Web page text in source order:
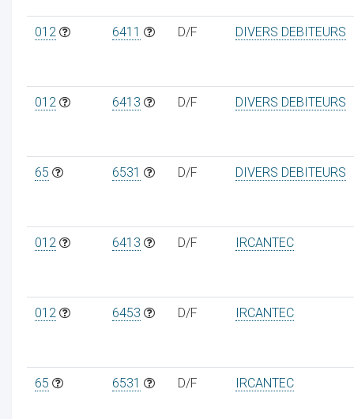
012 6411 D/F DIVERS DEBITEURS
012 6413 D/F DIVERS DEBITEURS
65 6531 D/F DIVERS DEBITEURS
012 6413 D/F IRCANTEC
012 6453 D/F IRCANTEC
65 6531 D/F IRCANTEC